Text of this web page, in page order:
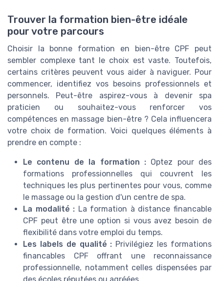
Trouver la formation bien-être idéale
pour votre parcours
Choisir la bonne formation en bien-être CPF peut
sembler complexe tant le choix est vaste. Toutefois,
certains critères peuvent vous aider à naviguer. Pour
commencer, identifiez vos besoins professionnels et
personnels. Peut-être aspirez-vous à devenir spa
praticien ou souhaitez-vous renforcer vos
compétences en massage bien-être ? Cela influencera
votre choix de formation. Voici quelques éléments à
prendre en compte :
Le contenu de la formation :Optez pour des
formations professionnelles qui couvrent les
techniques les plus pertinentes pour vous, comme
le massage ou la gestion d'un centre de spa.
La modalité : La formation à distance financable
CPF peut être une option si vous avez besoin de
flexibilité dans votre emploi du temps.
Les labels de qualité : Privilégiez les formations
financables CPF offrant une reconnaissance
professionnelle, notamment celles dispensées par
des écoles réputées ou agréées.